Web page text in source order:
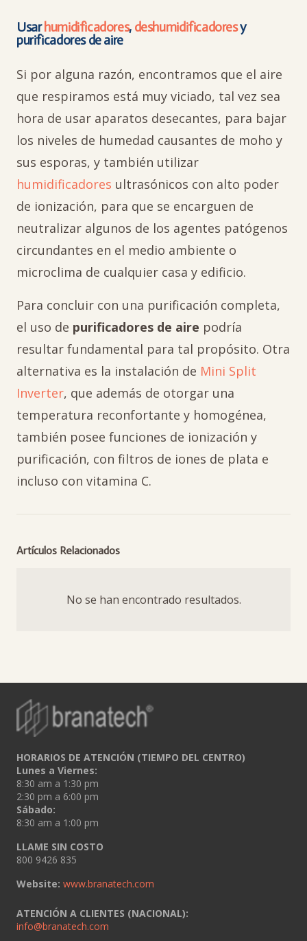
Usar humidificadores, deshumidificadoresy
purificadores de aire
Si por alguna razón, encontramos que el aire
que respiramos está muy viciado, tal vez sea
hora de usar aparatos desecantes, para bajar
los niveles de humedad causantes de moho y
sus esporas, y también utilizar
humidificadores ultrasónicos con alto poder
de ionización, para que se encarguen de
neutralizar algunos de los agentes patógenos
circundantes en el medio ambiente o
microclima de cualquier casa y edificio.
Para concluir con una purificación completa,
el uso de purificadores de aire podría
resultar fundamental para tal propósito. Otra
alternativa es la instalación de Mini Split
Inverter, que además de otorgar una
temperatura reconfortante y homogénea,
también posee funciones de ionización y
purificación, con filtros de iones de plata e
incluso con vitamina C.
Artículos Relacionados
No se han encontrado resultados.
HORARIOS DE ATENCIÓN (TIEMPO DEL CENTRO)
Lunes a Viernes:
8:30 am a 1:30 pm
2:30 pm a 6:00 pm
Sábado:
8:30 am a 1:00 pm
LLAME SIN COSTO
800 9426 835
Website: www.branatech.com
ATENCIÓN A CLIENTES (NACIONAL):
info@branatech.com